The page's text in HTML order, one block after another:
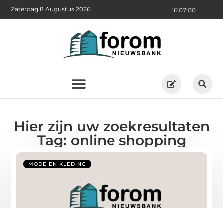
16:07:00
Zaterdag 8 Augustus 2026
Hier zijn uw zoekresultaten
Tag: online shopping
MODE EN KLEDING